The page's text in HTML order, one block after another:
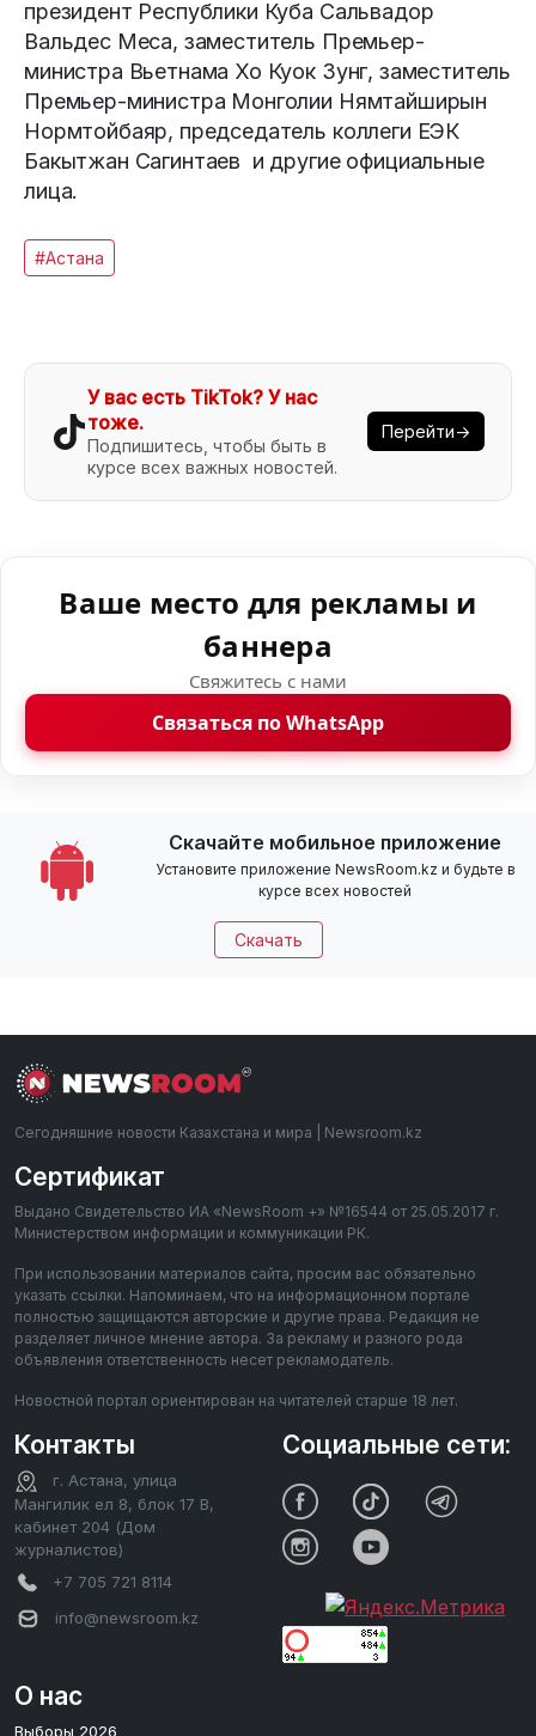
президент Республики Куба Сальвадор
Вальдес Меса, заместитель Премьер-
министра Вьетнама Хо Куок Зунг, заместитель
Премьер-министра Монголии Нямтайширын
Нормтойбаяр, председатель коллеги ЕЭК
Бакытжан Сагинтаев и другие официальные
лица.
#Астана
У вас есть TikTok? У нас
тоже.
Подпишитесь, чтобы быть в
курсе всех важных новостей.
Перейти→
Ваше место для рекламы и
баннера
Свяжитесь с нами
Связаться по WhatsApp
Скачайте мобильное приложение
Установите приложение NewsRoom.kz и будьте в
курсе всех новостей
Скачать
Сегодняшние новости Казахстана и мира | Newsroom.kz
Сертификат
Выдано Свидетельство ИА «NewsRoom +» №16544 от 25.05.2017 г.
Министерством информации и коммуникации РК.
При использовании материалов сайта, просим вас обязательно
указать ссылки. Напоминаем, что на информационном портале
полностью защищаются авторские и другие права. Редакция не
разделяет личное мнение автора. За рекламу и разного рода
объявления ответственность несет рекламодатель.
Новостной портал ориентирован на читателей старше 18 лет.
Контакты
г. Астана, улица
Мангилик ел 8, блок 17 В,
кабинет 204 (Дом
журналистов)
+7 705 721 8114
info@newsroom.kz
О нас
Выборы 2026
Социальные сети: